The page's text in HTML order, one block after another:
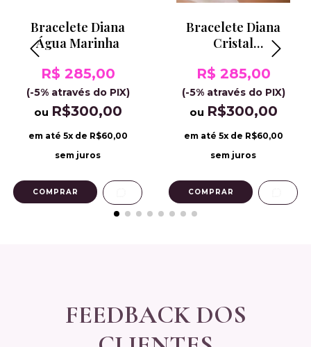
Bracelete Diana
Água Marinha
R$ 285,00
(-5% através do PIX)
ou R$300,00
em até 5x de R$60,00
sem juros
Bracelete Diana
Cristal
R$ 285,00
(-5% através do PIX)
ou R$300,00
em até 5x de R$60,00
sem juros
FEEDBACK DOS